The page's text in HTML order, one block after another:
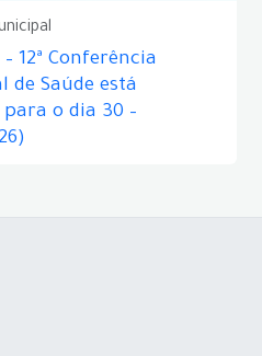
12ª Conferência
de Saúde está
o dia 30 –